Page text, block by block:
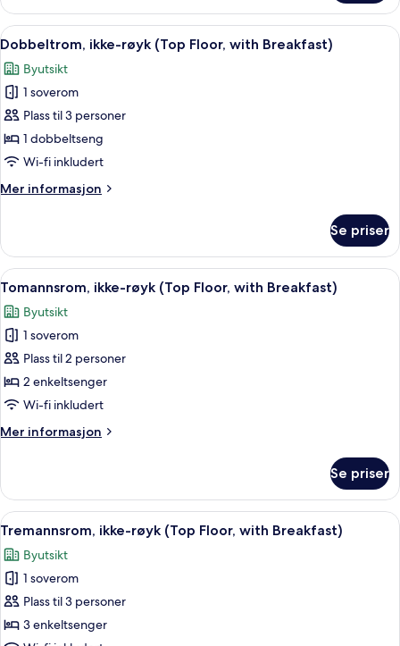
ikke-
røyk
(Top
Åpne
alle
bildene
av
Dobbeltrom,
ikke-
røyk
Floor,
Sengetøy av topp kvalitet, safe på
9
Dobbeltrom, ikke-røyk (Top Floor, with Breakfast)
Byutsikt
1 soverom
Plass til 3 personer
1 dobbeltseng
Wi-fi inkludert
Mer informasjon
Mer
ikke-
røyk
(Top
with
Breakfast)
Se priser
Åpne
alle
bildene
av
Tomannsrom,
ikke-
røyk
Floor,
Sengetøy av topp kvalitet, safe på
10
Tomannsrom, ikke-røyk (Top Floor, with Breakfast)
Byutsikt
1 soverom
Plass til 2 personer
2 enkeltsenger
Wi-fi inkludert
Mer informasjon
Mer
ikke-
røyk
(Top
with
Breakfast)
Se priser
Åpne
alle
bildene
av
Tremannsrom,
ikke-
Sengetøy av topp kvalitet, safe på
9
Tremannsrom, ikke-røyk (Top Floor, with Breakfast)
Byutsikt
1 soverom
Plass til 3 personer
3 enkeltsenger